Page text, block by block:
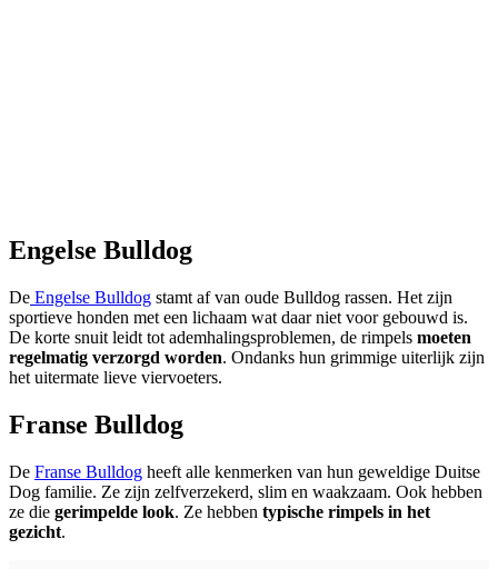
Engelse Bulldog
De Engelse Bulldog stamt af van oude Bulldog rassen. Het zijn
sportieve honden met een lichaam wat daar niet voor gebouwd is.
De korte snuit leidt tot ademhalingsproblemen, de rimpels moeten
regelmatig verzorgd worden. Ondanks hun grimmige uiterlijk zijn
het uitermate lieve viervoeters.
Franse Bulldog
De Franse Bulldog heeft alle kenmerken van hun geweldige Duitse
Dog familie. Ze zijn zelfverzekerd, slim en waakzaam. Ook hebben
ze die gerimpelde look. Ze hebben typische rimpels in het
gezicht.